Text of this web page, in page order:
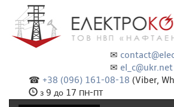
✉
✉ el_c@ukr.net
☎ +38 (096) 161-08-18 (Viber,
з 9 до 17 ПН-ПТ